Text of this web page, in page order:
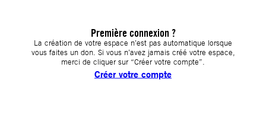
Première connexion ?
La création de votre espace n’est pas automatique lorsque
vous faites un don. Si vous n’avez jamais créé votre espace,
merci de cliquer sur “Créer votre compte”.
Créer votre compte